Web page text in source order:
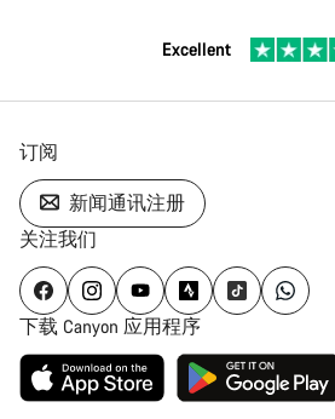
Excellent
订阅
新闻通讯注册
关注我们
下载 Canyon 应用程序